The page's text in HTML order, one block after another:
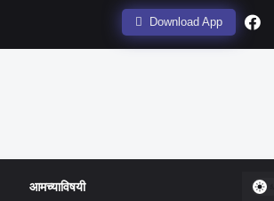
Download App
आमच्याविषयी